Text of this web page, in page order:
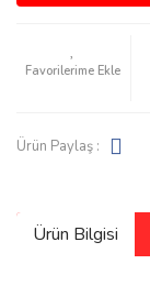
Ürün Paylaş :
Ürün Bilgisi